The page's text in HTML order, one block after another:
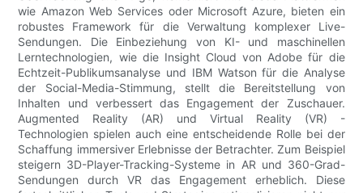
wie Amazon Web Services oder Microsoft Azure, bieten ein
robustes Framework für die Verwaltung komplexer Live-
Sendungen. Die Einbeziehung von KI- und maschinellen
Lerntechnologien, wie die Insight Cloud von Adobe für die
Echtzeit-Publikumsanalyse und IBM Watson für die Analyse
der Social-Media-Stimmung, stellt die Bereitstellung von
Inhalten und verbessert das Engagement der Zuschauer.
Augmented Reality (AR) und Virtual Reality (VR) -
Technologien spielen auch eine entscheidende Rolle bei der
Schaffung immersiver Erlebnisse der Betrachter. Zum Beispiel
steigern 3D-Player-Tracking-Systeme in AR und 360-Grad-
Sendungen durch VR das Engagement erheblich. Diese